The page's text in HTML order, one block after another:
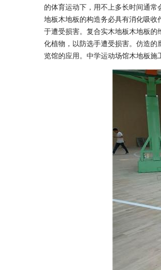
的体育运动下，用不上多长时间通
地板木地板的构造务必具有消化吸
于遭受损害。复合实木地板木地板
化植物，以防选手遭受损害。仿造
览馆的应用。中学运动场馆木地板施